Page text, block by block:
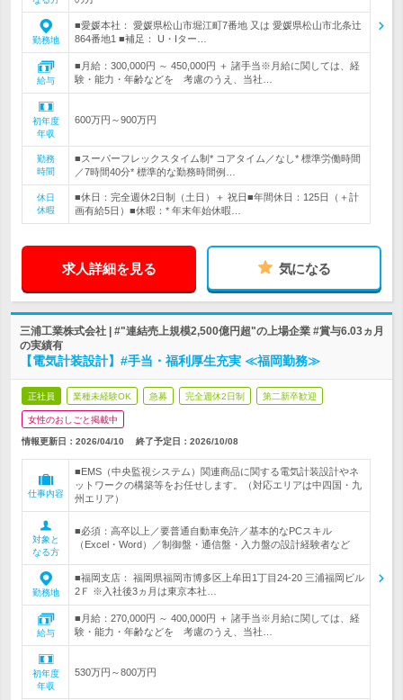
勤務地
■愛媛本社： 愛媛県松山市堀江町7番地 又は 愛媛県松山市北条辻
864番地1 ■補足： U・Iター…
給与
■月給：300,000円 ～ 450,000円 ＋ 諸手当※月給に関しては、経
験・能力・年齢などを 考慮のうえ、当社…
初年度
年収
600万円～900万円
勤務
時間
■スーパーフレックスタイム制* コアタイム／なし* 標準労働時間
／7時間40分* 標準的な勤務時間例…
休日
休暇
■休日：完全週休2日制（土日）＋ 祝日■年間休日：125日（＋計
画有給5日）■休暇：* 年末年始休暇…
求人詳細を見る 気になる
三浦工業株式会社 | #"連結売上規模2,500億円超"の上場企業 #賞与6.03ヵ月
の実績有
【電気計装設計】#手当・福利厚生充実 ≪福岡勤務≫
正社員 業種未経験OK 急募 完全週休2日制 第二新卒歓迎
女性のおしごと掲載中
情報更新日：2026/04/10 終了予定日： 2026/10/08
仕事内容
■EMS（中央監視システム）関連商品に関する電気計装設計やネ
ットワークの構築等をお任せします。（対応エリアは中四国・九
州エリア）
対象と
なる方
■必須：高卒以上／要普通自動車免許／基本的なPCスキル
（Excel・Word）／制御盤・通信盤・入力盤の設計経験者など
勤務地
■福岡支店： 福岡県福岡市博多区上牟田1丁目24-20 三浦福岡ビル
2Ｆ ※入社後3ヵ月は東京本社…
給与
■月給：270,000円 ～ 400,000円 ＋ 諸手当※月給に関しては、経
験・能力・年齢などを 考慮のうえ、当社…
初年度
年収
530万円～800万円